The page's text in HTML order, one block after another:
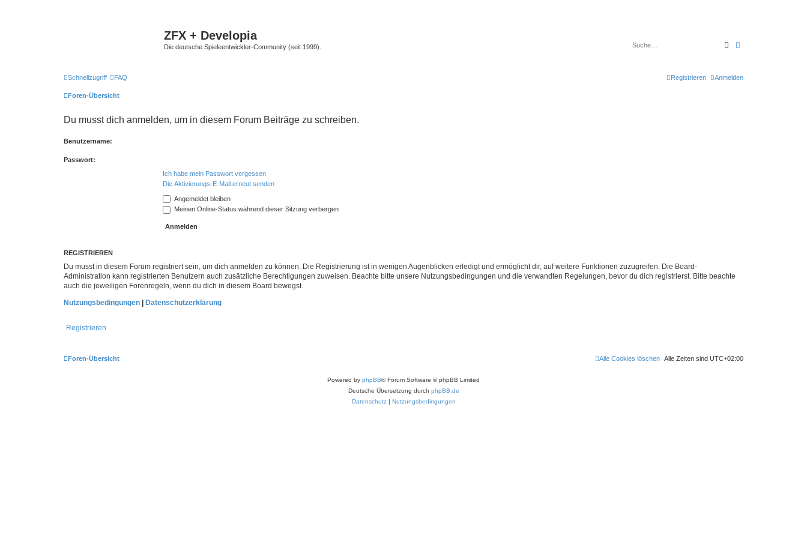
ZFX + Developia
Die deutsche Spieleentwickler-Community (seit 1999). Suche
Schnellzugriff FAQ Anmelden
Registrieren
Foren-Übersicht
Du musst dich anmelden, um in diesem Forum Beiträge zu schreiben.
Benutzername:
Passwort:
Ich habe mein Passwort vergessen
Die Aktivierungs-E-Mail erneut senden
Angemeldet bleiben
Meinen Online-Status während dieser Sitzung verbergen
REGISTRIEREN
Du musst in diesem Forum registriert sein, um dich anmelden zu können. Die Registrierung ist in wenigen Augenblicken erledigt und ermöglicht dir, auf weitere Funktionen zuzugreifen. Die Board-
Administration kann registrierten Benutzern auch zusätzliche Berechtigungen zuweisen. Beachte bitte unsere Nutzungsbedingungen und die verwandten Regelungen, bevor du dich registrierst. Bitte beachte
auch die jeweiligen Forenregeln, wenn du dich in diesem Board bewegst.
Nutzungsbedingungen
Datenschutzerklärung
Registrieren
Foren-Übersicht Alle Zeiten sind UTC+02:00
Alle Cookies löschen
Powered by phpBB® Forum Software © phpBB Limited
Deutsche Übersetzung durch phpBB.de
Datenschutz| Nutzungsbedingungen